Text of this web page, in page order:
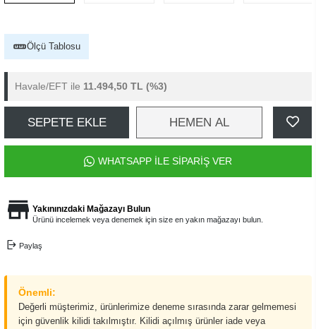
Ölçü Tablosu
Havale/EFT ile 11.494,50 TL (%3)
SEPETE EKLE HEMEN AL
WHATSAPP İLE SİPARİŞ VER
Yakınınızdaki Mağazayı Bulun
Ürünü incelemek veya denemek için size en yakın mağazayı bulun.
Paylaş
Önemli:
Değerli müşterimiz, ürünlerimize deneme sırasında zarar gelmemesi
için güvenlik kilidi takılmıştır. Kilidi açılmış ürünler iade veya